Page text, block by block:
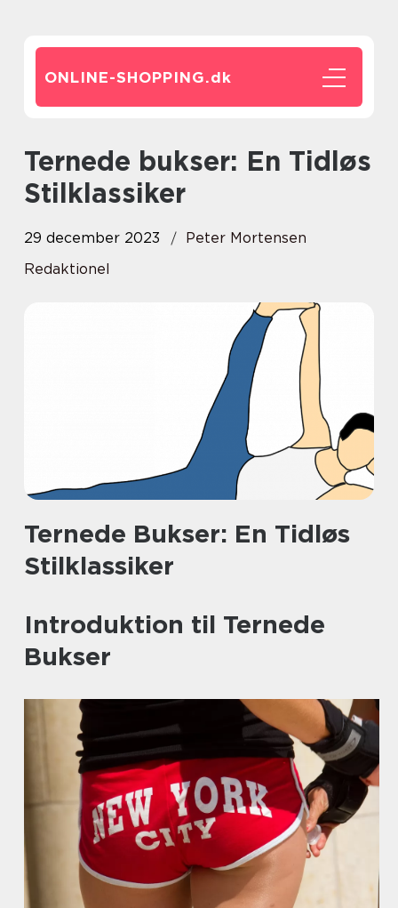
ONLINE-SHOPPING.dk
Ternede bukser: En Tidløs
Stilklassiker
29 december 2023
Peter Mortensen
Redaktionel
Ternede Bukser: En Tidløs
Stilklassiker
Introduktion til Ternede
Bukser